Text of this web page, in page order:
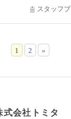
スタッフ
1 2 »
式会社トミタ